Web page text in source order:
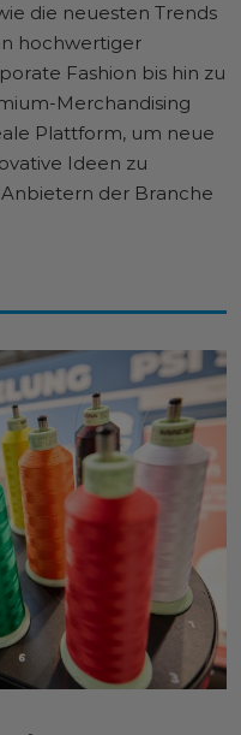
die neuesten Trends
hochwertiger
Fashion bis hin zu
Merchandising
Plattform, um neue
Ideen zu
der Branche